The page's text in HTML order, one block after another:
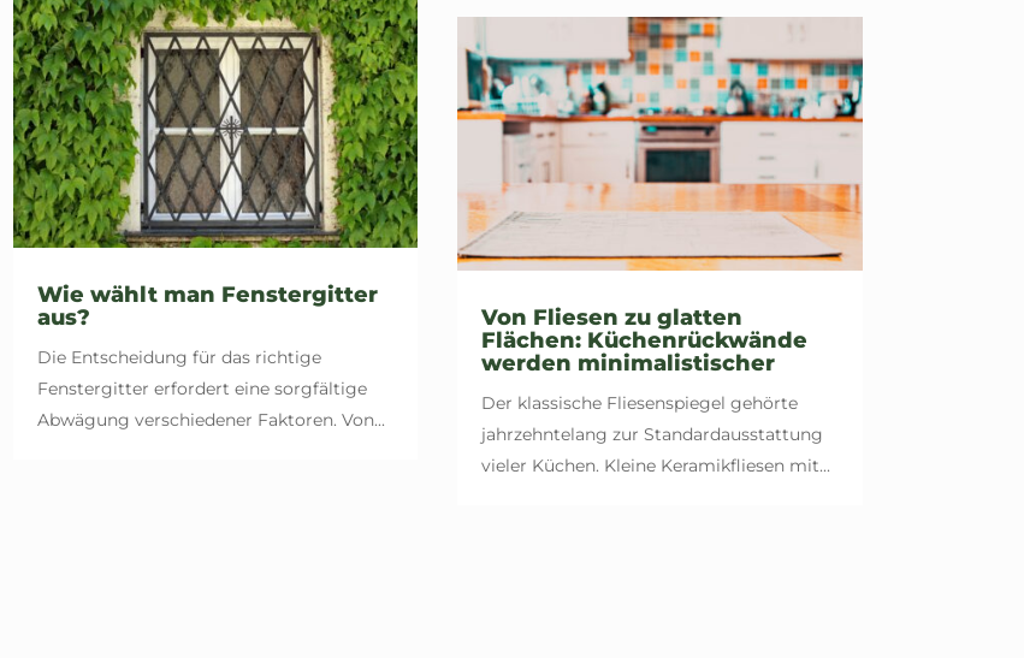
Wie wählt man Fenstergitter
aus?
Die Entscheidung für das richtige
Fenstergitter erfordert eine sorgfältige
Abwägung verschiedener Faktoren. Von...
Von Fliesen zu glatten
Flächen: Küchenrückwände
werden minimalistischer
Der klassische Fliesenspiegel gehörte
jahrzehntelang zur Standardausstattung
vieler Küchen. Kleine Keramikfliesen mit...